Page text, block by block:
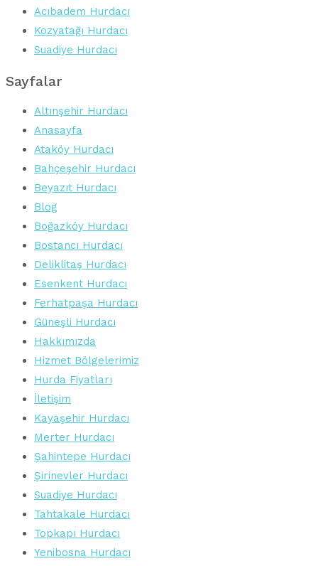
Acıbadem Hurdacı
Kozyatağı Hurdacı
Suadiye Hurdacı
Sayfalar
Altınşehir Hurdacı
Anasayfa
Ataköy Hurdacı
Bahçeşehir Hurdacı
Beyazıt Hurdacı
Blog
Boğazköy Hurdacı
Bostancı Hurdacı
Deliklitaş Hurdacı
Esenkent Hurdacı
Ferhatpaşa Hurdacı
Güneşli Hurdacı
Hakkımızda
Hizmet Bölgelerimiz
Hurda Fiyatları
İletişim
Kayaşehir Hurdacı
Merter Hurdacı
Şahintepe Hurdacı
Şirinevler Hurdacı
Suadiye Hurdacı
Tahtakale Hurdacı
Topkapı Hurdacı
Yenibosna Hurdacı